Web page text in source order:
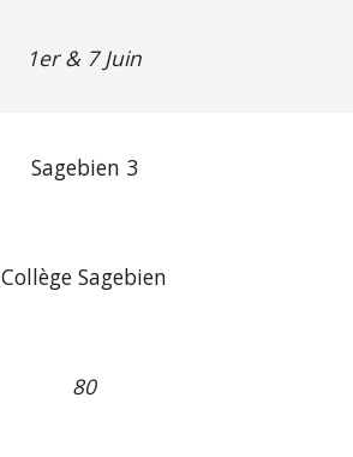
1er & 7 Juin
Sagebien 3
Collège Sagebien
80